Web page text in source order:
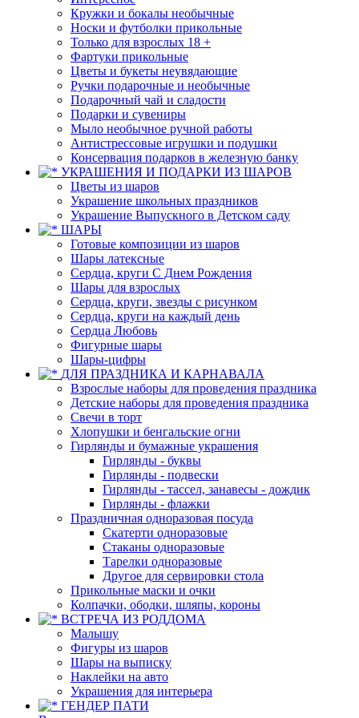
Кружки и бокалы необычные
Носки и футболки прикольные
Только для взрослых 18 +
Фартуки прикольные
Цветы и букеты неувядающие
Ручки подарочные и необычные
Подарочный чай и сладости
Подарки и сувениры
Мыло необычное ручной работы
Антистрессовые игрушки и подушки
Консервация подарков в железную банку
УКРАШЕНИЯ И ПОДАРКИ ИЗ ШАРОВ
Цветы из шаров
Украшение школьных праздников
Украшение Выпускного в Детском саду
ШАРЫ
Готовые композиции из шаров
Шары латексные
Сердца, круги С Днем Рождения
Шары для взрослых
Сердца, круги, звезды с рисунком
Сердца, круги на каждый день
Сердца Любовь
Фигурные шары
Шары-цифры
ДЛЯ ПРАЗДНИКА И КАРНАВАЛА
Взрослые наборы для проведения праздника
Детские наборы для проведения праздника
Свечи в торт
Хлопушки и бенгальские огни
Гирлянды и бумажные украшения
Гирлянды - буквы
Гирлянды - подвески
Гирлянды - тассел, занавесы - дождик
Гирлянды - флажки
Праздничная одноразовая посуда
Скатерти одноразовые
Стаканы одноразовые
Тарелки одноразовые
Другое для сервировки стола
Прикольные маски и очки
Колпачки, ободки, шляпы, короны
ВСТРЕЧА ИЗ РОДДОМА
Малышу
Фигуры из шаров
Шары на выписку
Наклейки на авто
Украшения для интерьера
ГЕНДЕР ПАТИ